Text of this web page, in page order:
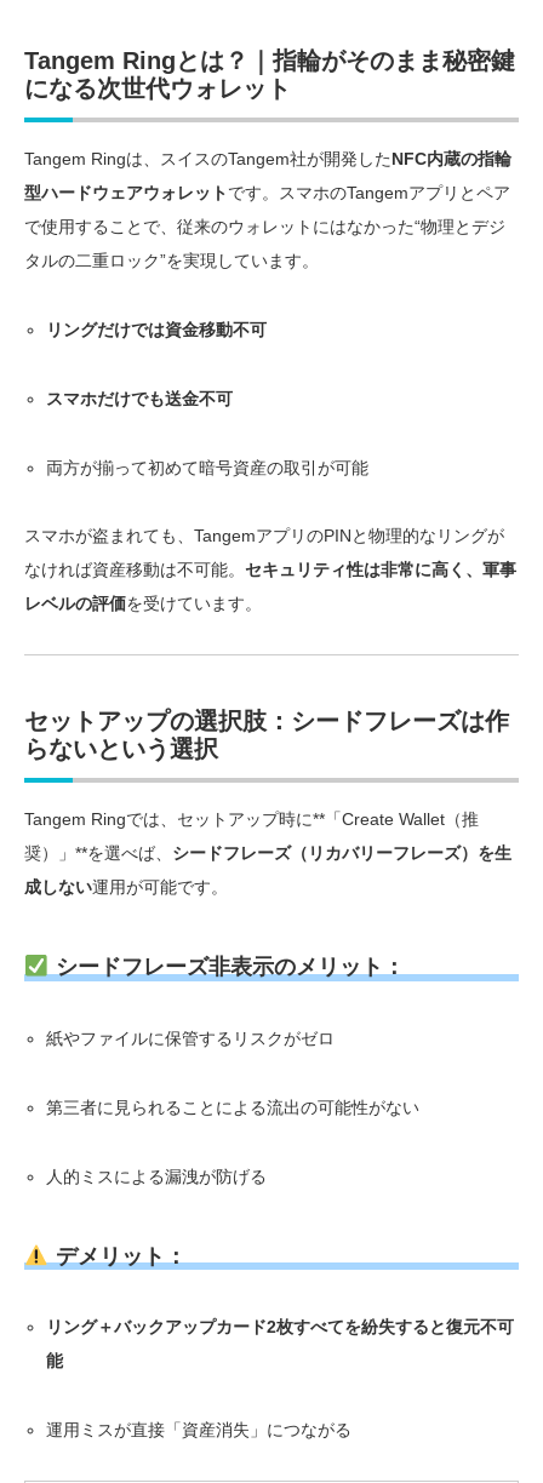
Tangem Ringとは？｜指輪がそのまま秘密鍵
になる次世代ウォレット
Tangem Ringは、スイスのTangem社が開発したNFC内蔵の指輪
型ハードウェアウォレットです。スマホのTangemアプリとペア
で使用することで、従来のウォレットにはなかった“物理とデジ
タルの二重ロック”を実現しています。
リングだけでは資金移動不可
スマホだけでも送金不可
両方が揃って初めて暗号資産の取引が可能
スマホが盗まれても、TangemアプリのPINと物理的なリングが
なければ資産移動は不可能。 セキュリティ性は非常に高く、軍事
レベルの評価を受けています。
セットアップの選択肢：シードフレーズは作
らないという選択
Tangem Ringでは、セットアップ時に**「Create Wallet（推
奨）」**を選べば、 シードフレーズ（リカバリーフレーズ）を生
成しない運用が可能です。
シードフレーズ非表示のメリット：
紙やファイルに保管するリスクがゼロ
第三者に見られることによる流出の可能性がない
人的ミスによる漏洩が防げる
デメリット：
リング＋バックアップカード2枚すべてを紛失すると復元不可
能
運用ミスが直接「資産消失」につながる